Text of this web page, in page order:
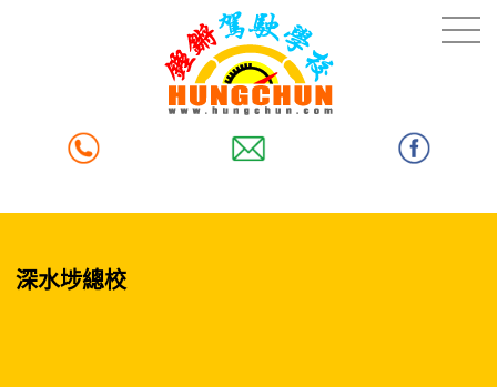
深水埗總校